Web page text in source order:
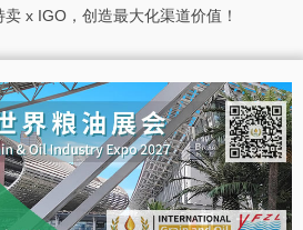
x IGO，创造最大化渠道价值！